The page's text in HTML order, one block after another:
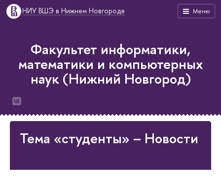
Меню
НИУ ВШЭ в Нижнем Новгороде
Факультет информатики,
математики и компьютерных
наук (Нижний Новгород)
Тема «студенты» – Новости